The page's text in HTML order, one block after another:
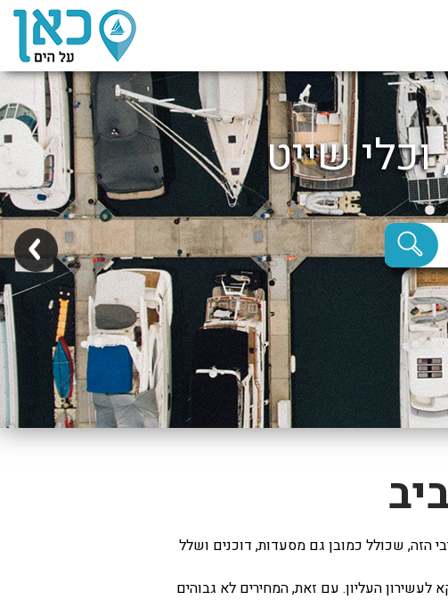
שייט
הזה, שכולל כמובן גם מסעדות, דוכנים ושלל
העליון. עם זאת, המחירים לא גבוהים